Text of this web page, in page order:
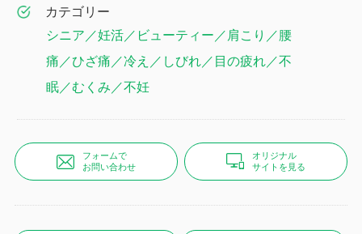
カテゴリー
シニア／妊活／ビューティー／肩こり／腰
痛／ひざ痛／冷え／しびれ／目の疲れ／不
眠／むくみ／不妊
フォームで
お問い合わせ
オリジナル
サイトを見る